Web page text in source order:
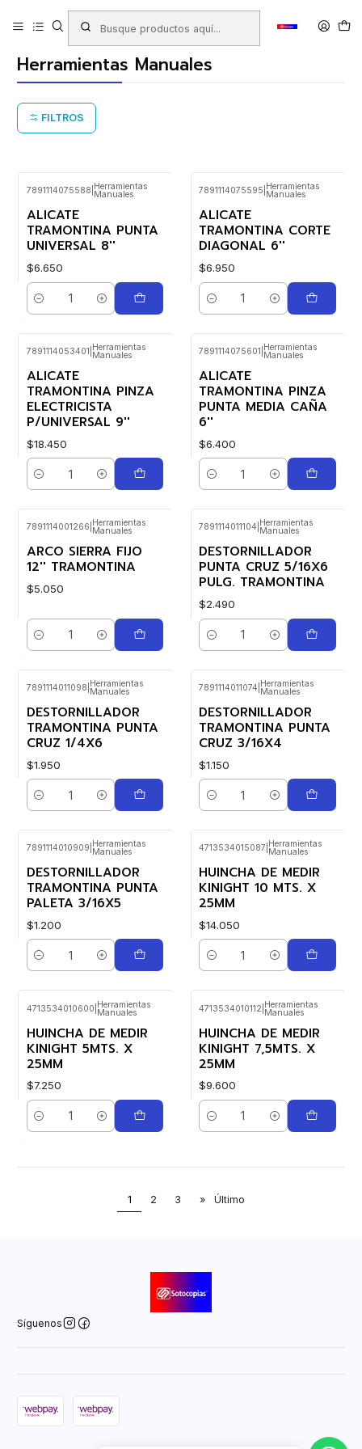
Productos FERRETERÍA Herramientas Manuales
Herramientas Manuales
FILTROS
7891114075588 Herramientas
Manuales
ALICATE
TRAMONTINA PUNTA
UNIVERSAL 8''
$6.650
Cantidad
7891114075595 Herramientas
Manuales
ALICATE
TRAMONTINA CORTE
DIAGONAL 6''
$6.950
Cantidad
7891114053401 Herramientas
Manuales
ALICATE
TRAMONTINA PINZA
ELECTRICISTA
P/UNIVERSAL 9''
$18.450
Cantidad
7891114075601 Herramientas
Manuales
ALICATE
TRAMONTINA PINZA
PUNTA MEDIA CAÑA
6''
$6.400
Cantidad
7891114001266 Herramientas
Manuales
ARCO SIERRA FIJO
12'' TRAMONTINA
$5.050
Cantidad
7891114011104 Herramientas
Manuales
DESTORNILLADOR
PUNTA CRUZ 5/16X6
PULG. TRAMONTINA
$2.490
Cantidad
7891114011098 Herramientas
Manuales
DESTORNILLADOR
TRAMONTINA PUNTA
CRUZ 1/4X6
$1.950
Cantidad
7891114011074 Herramientas
Manuales
DESTORNILLADOR
TRAMONTINA PUNTA
CRUZ 3/16X4
$1.150
Cantidad
7891114010909 Herramientas
Manuales
DESTORNILLADOR
TRAMONTINA PUNTA
PALETA 3/16X5
$1.200
Cantidad
4713534015087 Herramientas
Manuales
HUINCHA DE MEDIR
KINIGHT 10 MTS. X
25MM
$14.050
Cantidad
4713534010600 Herramientas
Manuales
HUINCHA DE MEDIR
KINIGHT 5MTS. X
25MM
$7.250
Cantidad
4713534010112 Herramientas
Manuales
HUINCHA DE MEDIR
KINIGHT 7,5MTS. X
25MM
$9.600
Cantidad
1 2 3 » Último
Síguenos